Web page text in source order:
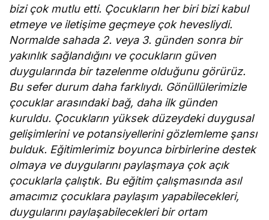
bizi çok mutlu etti. Çocukların her biri bizi kabul
etmeye ve iletişime geçmeye çok hevesliydi.
Normalde sahada 2. veya 3. günden sonra bir
yakınlık sağlandığını ve çocukların güven
duygularında bir tazelenme olduğunu görürüz.
Bu sefer durum daha farklıydı. Gönüllülerimizle
çocuklar arasındaki bağ, daha ilk günden
kuruldu. Çocukların yüksek düzeydeki duygusal
gelişimlerini ve potansiyellerini gözlemleme şansı
bulduk. Eğitimlerimiz boyunca birbirlerine destek
olmaya ve duygularını paylaşmaya çok açık
çocuklarla çalıştık. Bu eğitim çalışmasında asıl
amacımız çocuklara paylaşım yapabilecekleri,
duygularını paylaşabilecekleri bir ortam